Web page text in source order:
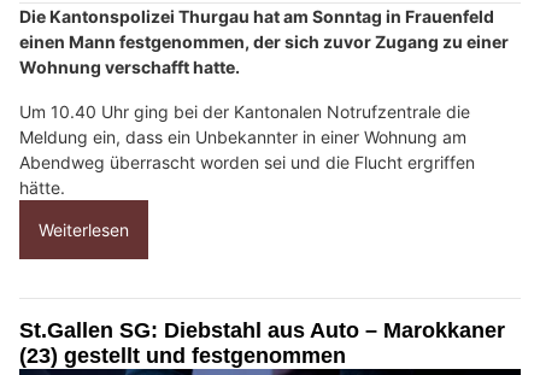
Die Kantonspolizei Thurgau hat am Sonntag in Frauenfeld
einen Mann festgenommen, der sich zuvor Zugang zu einer
Wohnung verschafft hatte.
Um 10.40 Uhr ging bei der Kantonalen Notrufzentrale die
Meldung ein, dass ein Unbekannter in einer Wohnung am
Abendweg überrascht worden sei und die Flucht ergriffen
hätte.
Weiterlesen
St.Gallen SG: Diebstahl aus Auto – Marokkaner
(23) gestellt und festgenommen